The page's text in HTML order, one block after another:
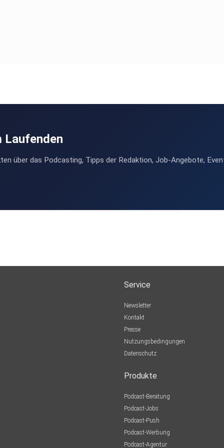
Laufenden
über das Podcasting, Tipps der Redaktion, Job-Angebote,
Service
Newsletter
Kontakt
Presse
Nutzungsbedingungen
Datenschutz
Produkte
Podcast-Beratung
Podcast-Jobs
Podcast-Push
Podcast-Werbung
Podcast-Agentur